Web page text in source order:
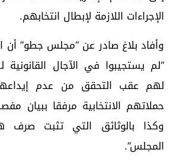
الإجراءات اللازمة لإبطال انتخابهم.
وأفاد بلاغ صادر عن “مجلس جطو” أن
“لم يستجيبوا في الآجال القانونية
لهم عقب التحقق من عدم
حملاتهم الانتخابية مرفقا ببيان
وكذا بالوثائق التي تثبت صرف
المجلس”.